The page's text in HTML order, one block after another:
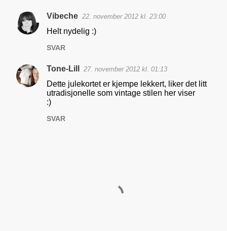
a
r
Vibeche 22. november 2012 kl. 23:00
Helt nydelig :)
SVAR
Tone-Lill 27. november 2012 kl. 01:13
Dette julekortet er kjempe lekkert, liker det litt
utradisjonelle som vintage stilen her viser
:)
SVAR